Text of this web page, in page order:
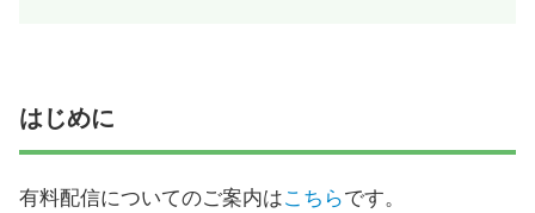
はじめに
有料配信についてのご案内はこちらです。